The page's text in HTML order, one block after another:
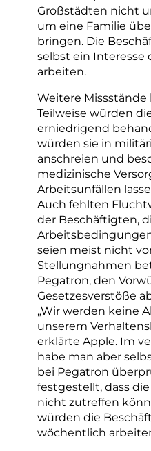
Großstädten nicht
um eine Familie
bringen. Die
selbst ein Interesse
arbeiten.
Weitere
Teilweise würden
erniedrigend
würden sie in
anschreien und
medizinische
Arbeitsunfällen
Auch fehlten
der Beschäftigten,
seien meist nicht
Stellungnahmen
Pegatron, den
Gesetzesverstöße
„Wir werden keine
unserem
erklärte Apple. Im
habe man aber
bei Pegatron
festgestellt, dass
nicht zutreffen
würden die
wöchentlich